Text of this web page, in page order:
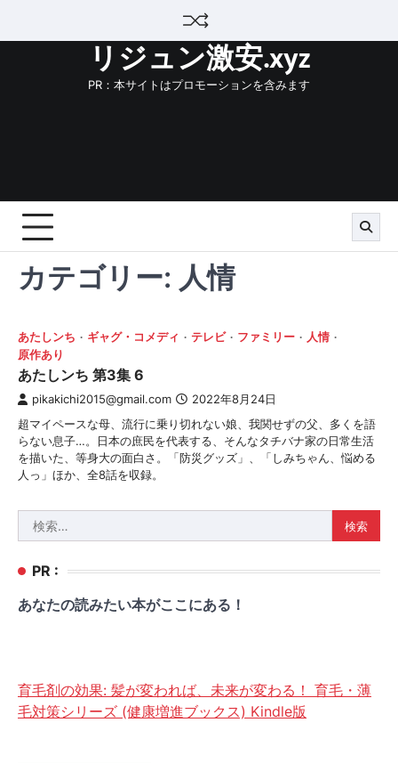
リジュン激安.xyz
PR：本サイトはプロモーションを含みます
カテゴリー: 人情
あたしンち ギャグ・コメディ テレビ ファミリー
人情
原作あり
あたしンち 第3集 6
pikakichi2015@gmail.com 2022年8月24日
超マイペースな母、流行に乗り切れない娘、我関せずの父、多くを語
らない息子…。日本の庶民を代表する、そんなタチバナ家の日常生活
を描いた、等身大の面白さ。「防災グッズ」、「しみちゃん、悩める
人っ」ほか、全8話を収録。
索:
PR :
あなたの読みたい本がここにある！
育毛剤の効果: 髪が変われば、未来が変わる！ 育毛・薄
毛対策シリーズ (健康増進ブックス) Kindle版